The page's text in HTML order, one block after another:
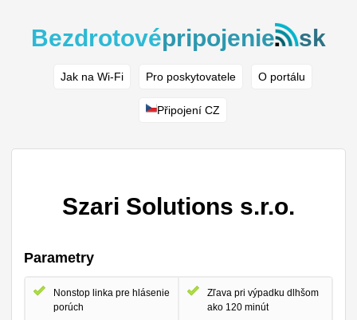
Bezdrotovépripojenie sk
Jak na Wi-Fi Pro poskytovatele O portálu
Připojení CZ
Szari Solutions s.r.o.
Parametry
Nonstop linka pre hlásenie
porúch
Zľava pri výpadku dlhšom
ako 120 minút